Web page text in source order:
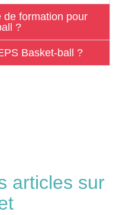
de formation pour
?
Basket-ball ?
articles sur